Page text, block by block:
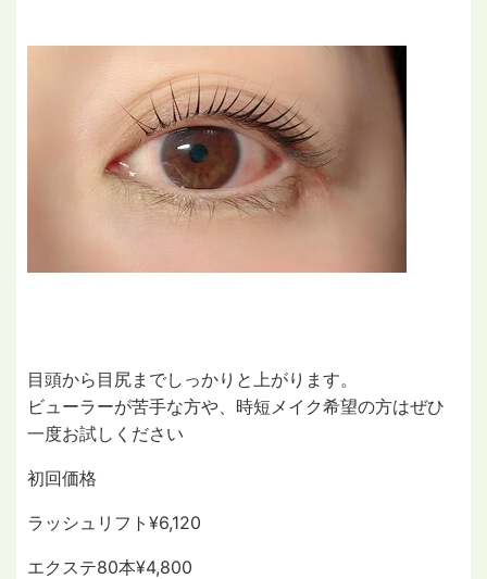
目頭から目尻までしっかりと上がります。
ビューラーが苦手な方や、時短メイク希望の方はぜひ
一度お試しください
初回価格
ラッシュリフト¥6,120
エクステ80本¥4,800